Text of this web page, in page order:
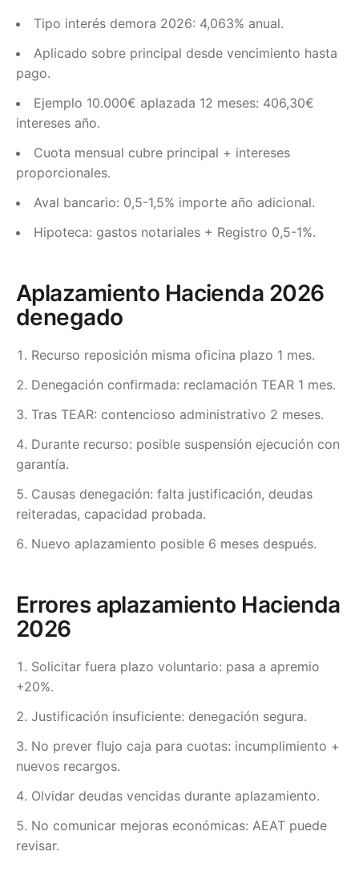
Tipo interés demora 2026: 4,063% anual.
Aplicado sobre principal desde vencimiento hasta
pago.
Ejemplo 10.000€ aplazada 12 meses: 406,30€
intereses año.
Cuota mensual cubre principal + intereses
proporcionales.
Aval bancario: 0,5-1,5% importe año adicional.
Hipoteca: gastos notariales + Registro 0,5-1%.
Aplazamiento Hacienda 2026
denegado
Recurso reposición misma oficina plazo 1 mes.
Denegación confirmada: reclamación TEAR 1 mes.
Tras TEAR: contencioso administrativo 2 meses.
Durante recurso: posible suspensión ejecución con
garantía.
Causas denegación: falta justificación, deudas
reiteradas, capacidad probada.
Nuevo aplazamiento posible 6 meses después.
Errores aplazamiento Hacienda
2026
Solicitar fuera plazo voluntario: pasa a apremio
+20%.
Justificación insuficiente: denegación segura.
No prever flujo caja para cuotas: incumplimiento +
nuevos recargos.
Olvidar deudas vencidas durante aplazamiento.
No comunicar mejoras económicas: AEAT puede
revisar.